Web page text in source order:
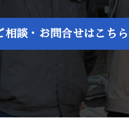
相談・お問合せはこちら